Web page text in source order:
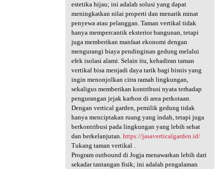
estetika hijau; ini adalah solusi yang dapat
meningkatkan nilai properti dan menarik minat
penyewa atau pelanggan. Taman vertikal tidak
hanya mempercantik eksterior bangunan, tetapi
juga memberikan manfaat ekonomi dengan
mengurangi biaya pendinginan gedung melalui
efek isolasi alami. Selain itu, kehadiran taman
vertikal bisa menjadi daya tarik bagi bisnis yang
ingin menonjolkan citra ramah lingkungan,
sekaligus memberikan kontribusi nyata terhadap
pengurangan jejak karbon di area perkotaan.
Dengan vertical garden, pemilik gedung tidak
hanya menciptakan ruang yang indah, tetapi juga
berkontribusi pada lingkungan yang lebih sehat
dan berkelanjutan. https://jasaverticalgarden.id/
Tukang taman vertikal .
Program outbound di Jogja menawarkan lebih dari
sekadar tantangan fisik; ini adalah pengalaman